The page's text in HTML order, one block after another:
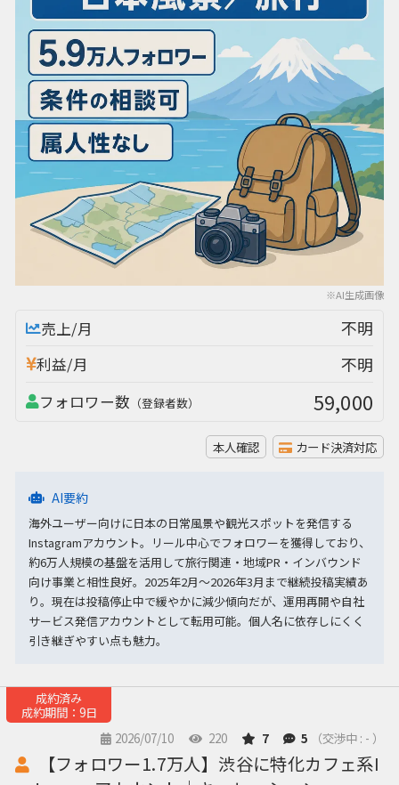
※AI生成画像
売上/月 不明
利益/月 不明
フォロワー数 （登録者数） 59,000
本人確認 カード決済対応
AI要約
海外ユーザー向けに日本の日常風景や観光スポットを発信する
Instagramアカウント。リール中心でフォロワーを獲得しており、
約6万人規模の基盤を活用して旅行関連・地域PR・インバウンド
向け事業と相性良好。2025年2月〜2026年3月まで継続投稿実績あ
り。現在は投稿停止中で緩やかに減少傾向だが、運用再開や自社
サービス発信アカウントとして転用可能。個人名に依存しにくく
引き継ぎやすい点も魅力。
成約済み
成約期間：9日
2026/07/10
220 7 5 （交渉中 : - ）
【フォロワー1.7万人】渋谷に特化カフェ系I